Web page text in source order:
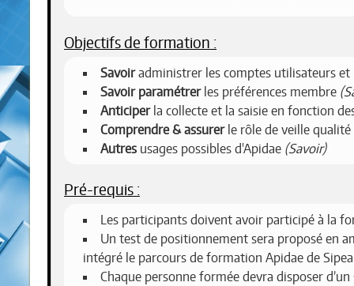
Objectifs de formation :
Savoiradministrer les comptes utilisateurs
Savoir paramétrerles préférences membre
Anticiperla collecte et la saisie en fonction
Comprendre & assurerle rôle de veille qualité
Autres usages possibles d'Apidae (Savoir)
Pré-requis :
Les participants doivent avoir participé à la
Un test de positionnement sera proposé en
intégré le parcours de formation Apidae de Sipea
Chaque personne formée devra disposer d’un